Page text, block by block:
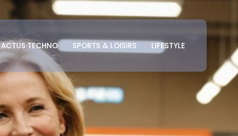
ACTUS TECHNO SPORTS & LOISIRS LIFESTYLE